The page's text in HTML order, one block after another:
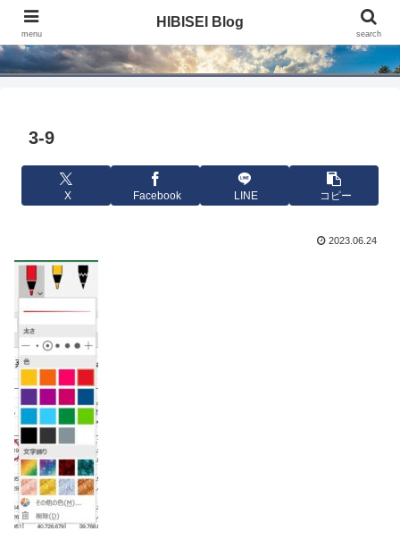
HIBISEI Blog
3-9
X Facebook LINE コピー
2023.06.24
menu
HIBISEI Blog
search